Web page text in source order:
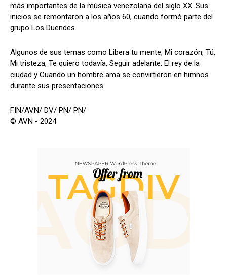
más importantes de la música venezolana del siglo XX. Sus
inicios se remontaron a los años 60, cuando formó parte del
grupo Los Duendes.
Algunos de sus temas como Libera tu mente, Mi corazón, Tú,
Mi tristeza, Te quiero todavía, Seguir adelante, El rey de la
ciudad y Cuando un hombre ama se convirtieron en himnos
durante sus presentaciones.
FIN/AVN/ DV/ PN/ PN/
© AVN - 2024